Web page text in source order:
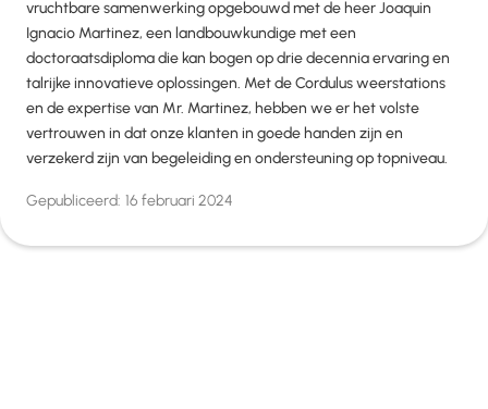
vruchtbare samenwerking opgebouwd met de heer Joaquin
Ignacio Martinez, een landbouwkundige met een
doctoraatsdiploma die kan bogen op drie decennia ervaring en
talrijke innovatieve oplossingen. Met de Cordulus weerstations
en de expertise van Mr. Martinez, hebben we er het volste
vertrouwen in dat onze klanten in goede handen zijn en
verzekerd zijn van begeleiding en ondersteuning op topniveau.
Gepubliceerd: 16 februari 2024